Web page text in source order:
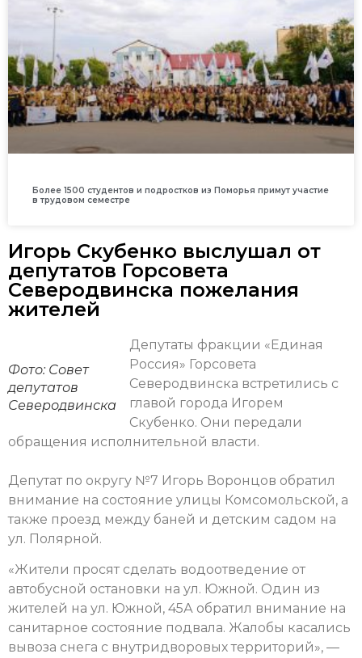
Более 1500 студентов и подростков из Поморья примут участие
в трудовом семестре
Игорь Скубенко выслушал от
депутатов Горсовета
Северодвинска пожелания
жителей
Фото: Совет
депутатов
Северодвинска
Депутаты фракции «Единая
Россия» Горсовета
Северодвинска встретились с
главой города Игорем
Скубенко. Они передали
обращения исполнительной власти.
Депутат по округу №7 Игорь Воронцов обратил
внимание на состояние улицы Комсомольской, а
также проезд между баней и детским садом на
ул. Полярной.
«Жители просят сделать водоотведение от
автобусной остановки на ул. Южной. Один из
жителей на ул. Южной, 45А обратил внимание на
санитарное состояние подвала. Жалобы касались
вывоза снега с внутридворовых территорий», —